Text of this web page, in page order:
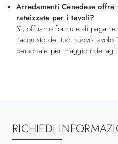
Arredamenti Cenedese
rateizzate per i tavoli?
Sì, offriamo formule di
l'acquisto del tuo nuovo tavolo
personale per maggiori
RICHIEDI